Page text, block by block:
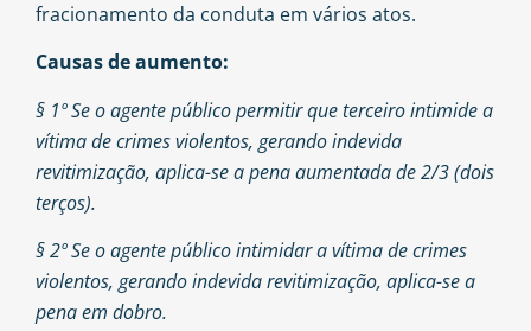
fracionamento da conduta em vários atos.
Causas de aumento:
§ 1º Se o agente público permitir que terceiro intimide a
vítima de crimes violentos, gerando indevida
revitimização, aplica-se a pena aumentada de 2/3 (dois
terços).
§ 2º Se o agente público intimidar a vítima de crimes
violentos, gerando indevida revitimização, aplica-se a
pena em dobro.